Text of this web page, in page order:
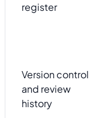
register
Version control
and review
history